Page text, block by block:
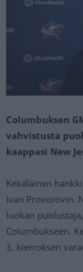
Columbuksen
vahvistusta
kaappasi New
Kekäläinen
Ivan Provorovin.
luokan
Columbukseen.
3. kierroksen